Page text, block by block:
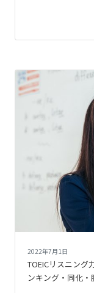
2022年7月1日
TOEICリスニング
ンキング・同化・